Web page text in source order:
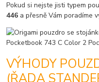
Pokud si nejste jisti typem
446 a přesně Vám poradíme
VÝHODY
(ŘADA